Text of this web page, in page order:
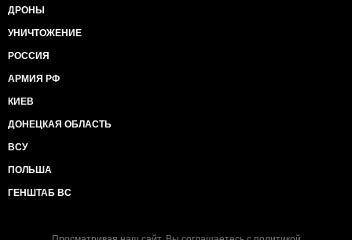
ДРОНЫ
УНИЧТОЖЕНИЕ
РОССИЯ
АРМИЯ РФ
КИЕВ
ДОНЕЦКАЯ ОБЛАСТЬ
ВСУ
ПОЛЬША
ГЕНШТАБ ВС